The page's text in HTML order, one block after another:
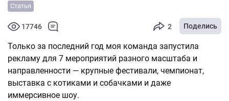
Статья
17746 2 Поделись
Только за последний год моя команда запустила
рекламу для 7 мероприятий разного масштаба и
направленности — крупные фестивали, чемпионат,
выставка с котиками и собачками и даже
иммерсивное шоу.